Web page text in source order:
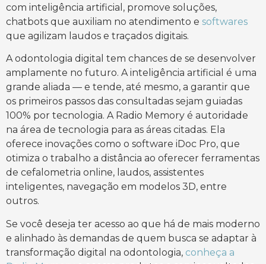
com inteligência artificial, promove soluções,
chatbots que auxiliam no atendimento e softwares
que agilizam laudos e traçados digitais.
A odontologia digital tem chances de se desenvolver
amplamente no futuro. A inteligência artificial é uma
grande aliada — e tende, até mesmo, a garantir que
os primeiros passos das consultadas sejam guiadas
100% por tecnologia. A Radio Memory é autoridade
na área de tecnologia para as áreas citadas. Ela
oferece inovações como o software iDoc Pro, que
otimiza o trabalho a distância ao oferecer ferramentas
de cefalometria online, laudos, assistentes
inteligentes, navegação em modelos 3D, entre
outros.
Se você deseja ter acesso ao que há de mais moderno
e alinhado às demandas de quem busca se adaptar à
transformação digital na odontologia, conheça a